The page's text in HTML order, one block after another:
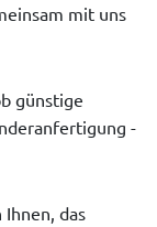
mit uns
günstige
-
das